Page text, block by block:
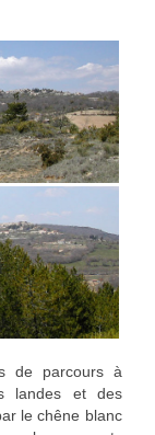
de parcours à
landes et des
le chêne blanc